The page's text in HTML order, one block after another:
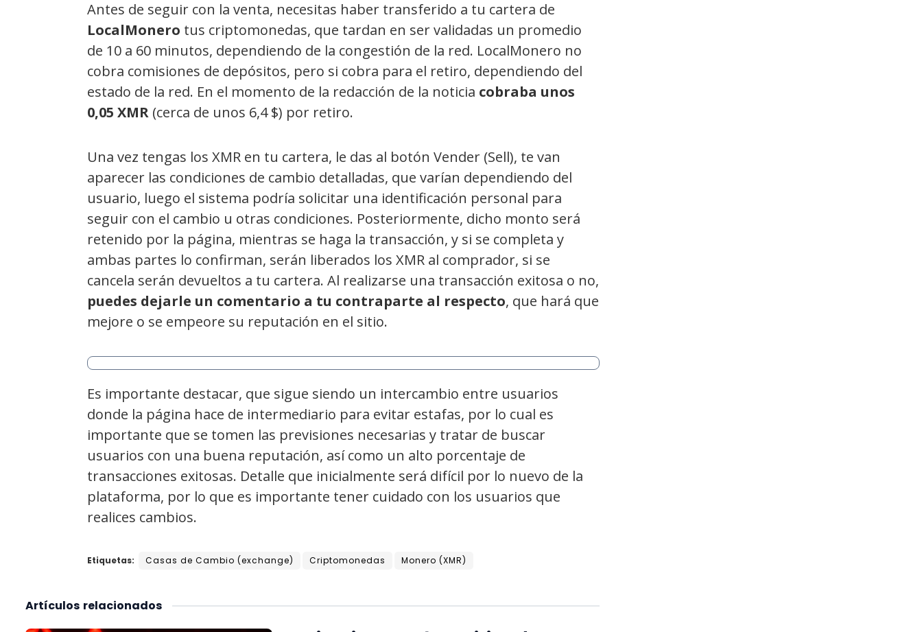
Antes de seguir con la venta, necesitas haber transferido a tu cartera de
LocalMonero tus criptomonedas, que tardan en ser validadas un promedio
de 10 a 60 minutos, dependiendo de la congestión de la red. LocalMonero no
cobra comisiones de depósitos, pero si cobra para el retiro, dependiendo del
estado de la red. En el momento de la redacción de la noticia cobraba unos
0,05 XMR (cerca de unos 6,4 $) por retiro.
Una vez tengas los XMR en tu cartera, le das al botón Vender (Sell), te van
aparecer las condiciones de cambio detalladas, que varían dependiendo del
usuario, luego el sistema podría solicitar una identificación personal para
seguir con el cambio u otras condiciones. Posteriormente, dicho monto será
retenido por la página, mientras se haga la transacción, y si se completa y
ambas partes lo confirman, serán liberados los XMR al comprador, si se
cancela serán devueltos a tu cartera. Al realizarse una transacción exitosa o no,
puedes dejarle un comentario a tu contraparte al respecto, que hará que
mejore o se empeore su reputación en el sitio.
Es importante destacar, que sigue siendo un intercambio entre usuarios
donde la página hace de intermediario para evitar estafas, por lo cual es
importante que se tomen las previsiones necesarias y tratar de buscar
usuarios con una buena reputación, así como un alto porcentaje de
transacciones exitosas. Detalle que inicialmente será difícil por lo nuevo de la
plataforma, por lo que es importante tener cuidado con los usuarios que
realices cambios.
Etiquetas: Casas de Cambio (exchange) Criptomonedas Monero (XMR)
relacionados
Artículos